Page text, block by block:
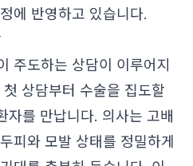
에 반영하고 있습니다.
주도하는 상담이 이루어지
첫 상담부터 수술을 집도할
자를 만납니다. 의사는 고배
피와 모발 상태를 정밀하게